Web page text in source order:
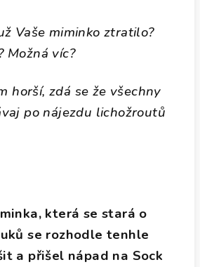
Vaše miminko ztratilo?
Možná víc?
horší, zdá se že všechny
po nájezdu lichožroutů
která se stará o
se rozhodle tenhle
a přišel nápad na Sock